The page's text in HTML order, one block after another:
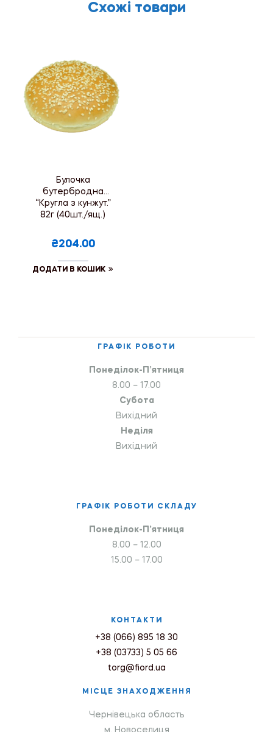
Схожі товари
Булочка
бутербродна
“Кругла з кунжут.”
82г (40шт./ящ.)
₴204.00
ДОДАТИ В КОШИК
ГРАФІК РОБОТИ
Понеділок-П’ятниця
8.00 – 17.00
Субота
Вихідний
Неділя
Вихідний
ГРАФІК РОБОТИ СКЛАДУ
Понеділок-П’ятниця
8.00 – 12.00
15.00 – 17.00
КОНТАКТИ
+38 (066) 895 18 30
+38 (03733) 5 05 66
torg@fiord.ua
МІСЦЕ ЗНАХОДЖЕННЯ
Чернівецька область
м. Новоселиця